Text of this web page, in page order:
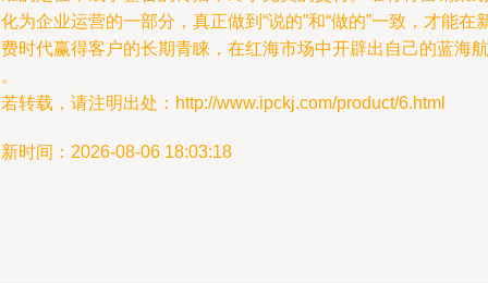
为企业运营的一部分，真正做到“说的”和“做的”一致，才能在
时代赢得客户的长期青睐，在红海市场中开辟出自己的蓝海航
转载，请注明出处：http://www.ipckj.com/product/6.html
时间：2026-08-06 18:03:18